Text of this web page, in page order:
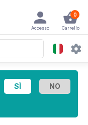
0
Carrello
Accesso